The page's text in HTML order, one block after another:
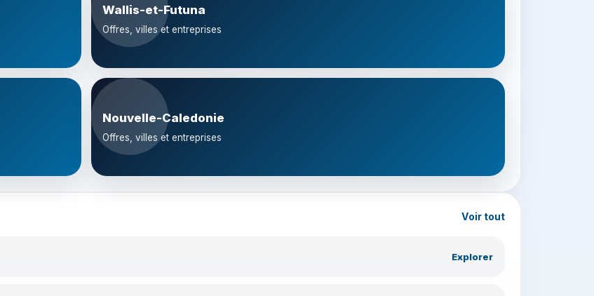
Wallis-et-Futuna
Offres, villes et entreprises
Nouvelle-Caledonie
Offres, villes et entreprises
Voir tout
Explorer